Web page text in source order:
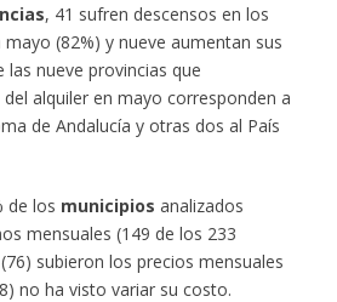
, 41 sufren descensos en los
(82%) y nueve aumentan sus
las nueve provincias que
alquiler en mayo corresponden a
de Andalucía y otras dos al País
de los municipios analizados
mensuales (149 de los 233
subieron los precios mensuales
no ha visto variar su costo.